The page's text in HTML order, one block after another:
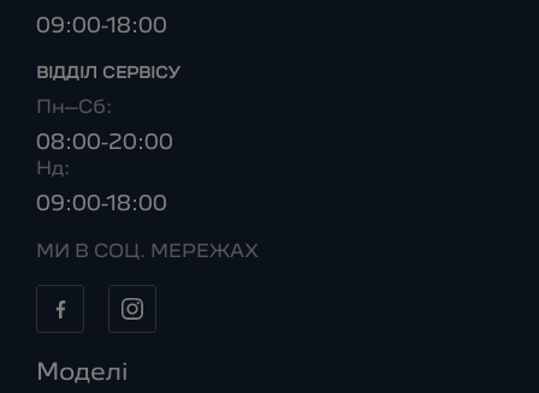
09:00-18:00
ВІДДІЛ CЕРВІСУ
Пн–Сб:
08:00-20:00
Нд:
09:00-18:00
МИ В СОЦ. МЕРЕЖАХ
Моделі